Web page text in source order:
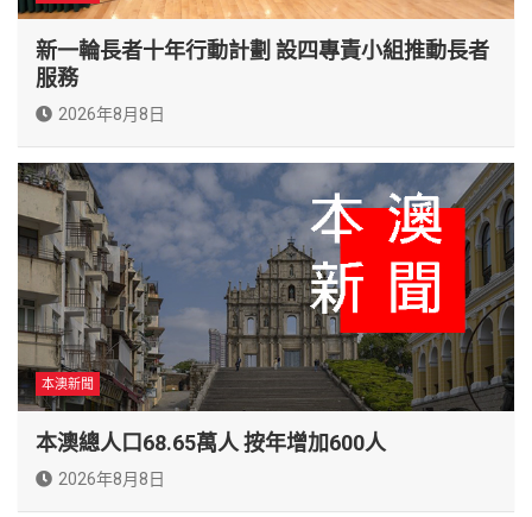
新一輪長者十年行動計劃 設四專責小組推動長者
服務
2026年8月8日
本澳新聞
本澳總人口68.65萬人 按年增加600人
2026年8月8日